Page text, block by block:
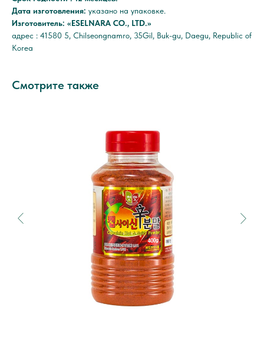
Дата изготовления: указано на упаковке.
Изготовитель: «ESELNARA CO., LTD.»
адрес : 41580 5, Chilseongnamro, 35Gil, Buk-gu, Daegu, Republic of
Korea
Смотрите также